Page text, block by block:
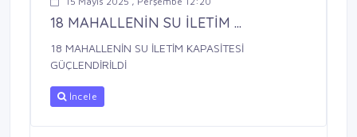
18 MAHALLENİN SU İLETİM ...
18 MAHALLENİN SU İLETİM KAPASİTESİ
GÜÇLENDİRİLDİ
İncele